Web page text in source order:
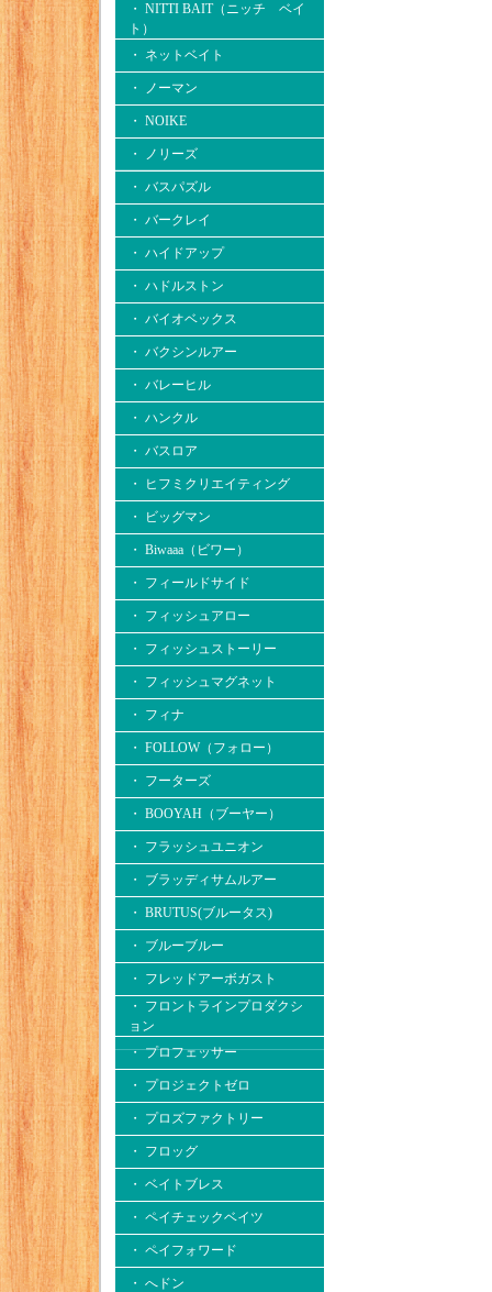
・ NITTI BAIT（ニッチ ベイ
ト）
・ ネットベイト
・ ノーマン
・ NOIKE
・ ノリーズ
・ バスパズル
・ バークレイ
・ ハイドアップ
・ ハドルストン
・ バイオベックス
・ バクシンルアー
・ バレーヒル
・ ハンクル
・ バスロア
・ ヒフミクリエイティング
・ ビッグマン
・ Biwaaa（ビワー）
・ フィールドサイド
・ フィッシュアロー
・ フィッシュストーリー
・ フィッシュマグネット
・ フィナ
・ FOLLOW（フォロー）
・ フーターズ
・ BOOYAH（ブーヤー）
・ フラッシュユニオン
・ ブラッディサムルアー
・ BRUTUS(ブルータス)
・ ブルーブルー
・ フレッドアーボガスト
・ フロントラインプロダクシ
ョン
・ プロフェッサー
・ プロジェクトゼロ
・ プロズファクトリー
・ フロッグ
・ ベイトブレス
・ ペイチェックベイツ
・ ペイフォワード
・ へドン